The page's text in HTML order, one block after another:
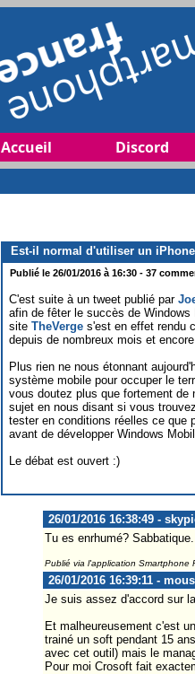
Accueil Discord
Est-il normal d'utiliser un
Publié le 26/01/2016 à 16:30 - 37
C'est suite à un tweet publié par
afin de fêter le succès de
site TheVerge s'est en effet rendu
depuis de nombreux mois et
Plus rien ne nous étonnant
système mobile pour occuper le
vous doutez plus que fortement
sujet en nous disant si vous
tester en conditions réelles ce que
avant de développer Windows
Le débat est ouvert :)
26/01/2016 16:38:49 -
Tu es enrhumé? Sabbatique...
Publié via l'application Smartphone
26/01/2016 16:39:11 -
Je suis assez d'accord sur
Et malheureusement c'est
trainé un soft pendant 15
avec cet outil) mais le
Pour moi Crosoft fait